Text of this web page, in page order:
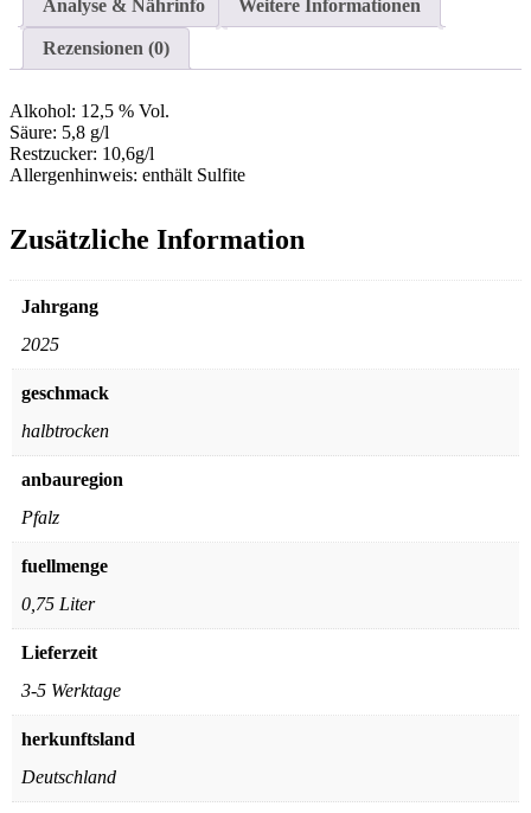
Analyse & Nährinfo Weitere Informationen
Rezensionen (0)
Alkohol: 12,5 % Vol.
Säure: 5,8 g/l
Restzucker: 10,6g/l
Allergenhinweis: enthält Sulfite
Zusätzliche Information
Jahrgang
2025
geschmack
halbtrocken
anbauregion
Pfalz
fuellmenge
0,75 Liter
Lieferzeit
3-5 Werktage
herkunftsland
Deutschland